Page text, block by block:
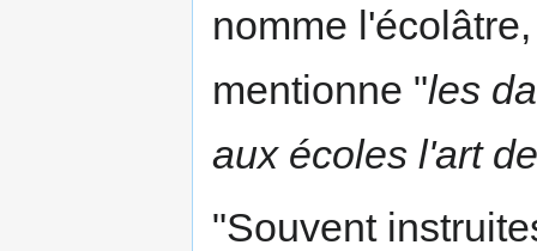
nomme
mentionne "les
aux écoles l'art
"Souvent